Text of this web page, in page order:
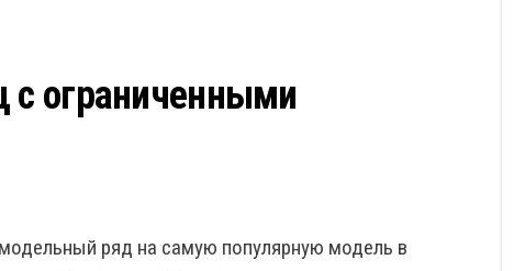
с ограниченными
ряд на самую популярную модель в